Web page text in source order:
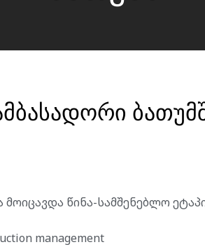
მოიცავდა წინა-სამშენებლო
management